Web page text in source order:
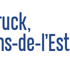
de-l’Est